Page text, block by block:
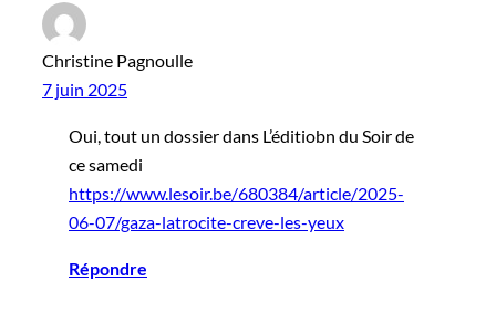
Christine Pagnoulle
7 juin 2025
Oui, tout un dossier dans L’éditiobn du Soir de
ce samedi
https://www.lesoir.be/680384/article/2025-
06-07/gaza-latrocite-creve-les-yeux
Répondre